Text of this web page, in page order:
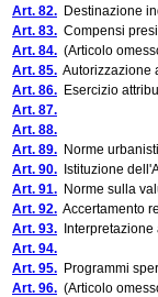
Art. 82. Destinazione
Art. 83. Compensi
Art. 84. (Articolo
Art. 85. Autorizzazione
Art. 86. Esercizio
Art. 87.
Art. 88.
Art. 89. Norme
Art. 90. Istituzione
Art. 91. Norme sulla
Art. 92. Accertamento
Art. 93.
Art. 94.
Art. 95. Programmi
Art. 96. (Articolo